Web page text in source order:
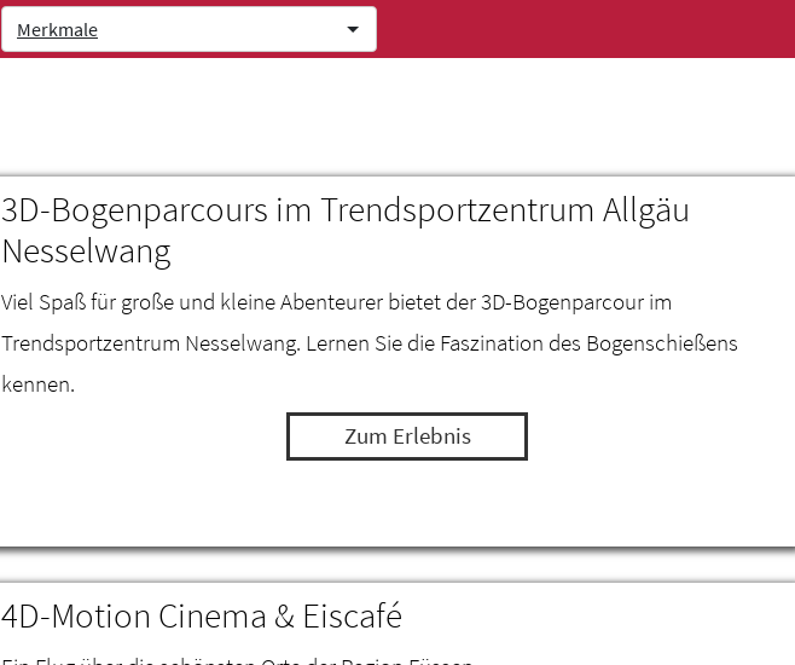
Merkmale
3D-Bogenparcours im Trendsportzentrum Allgäu
Nesselwang
Viel Spaß für große und kleine Abenteurer bietet der 3D-Bogenparcour im
Trendsportzentrum Nesselwang. Lernen Sie die Faszination des Bogenschießens
kennen.
Zum Erlebnis
4D-Motion Cinema & Eiscafé